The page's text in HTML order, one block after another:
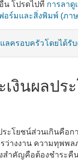
น โปรดไปที่ การลาดู
อร์มและสิ่งพิมพ์ (ภา
ลครอบครัวโดยได้รับ
เงินผลปร
ระโยชน์ส่วนเกินคือ
ว่างงาน ความทุพพ
ำคัญคือต้องชำระคืน